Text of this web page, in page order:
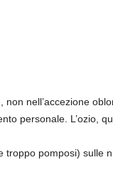
, non nell’accezione
personale. L’ozio,
troppo pomposi)